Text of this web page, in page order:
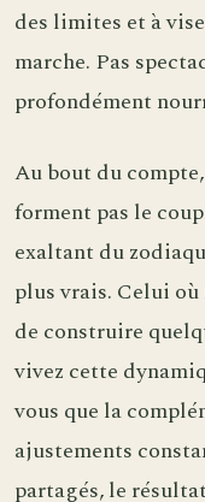
des limites et à
marche. Pas
profondément
Au bout du
forment pas le
exaltant du
plus vrais. Celui où
de construire
vivez cette
vous que la
ajustements
partagés, le